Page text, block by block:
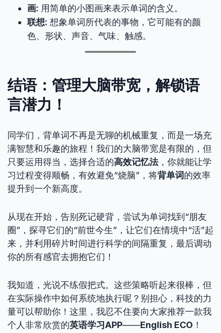
画: 用简单的小图画来表示单词的含义。
联想: 想象单词所代表的事物，它可能有的颜
色、形状、声音、气味、触感。
结语：管理大脑带宽，解锁语
言潜力！
同学们，背单词不再是无聊的机械重复，而是一场充
满智慧和乐趣的旅程！我们的大脑带宽是有限的，但
只要运用得当，选择合适的高效记忆法，你就能让学
习过程变得顺畅，有效避免“烧脑”，将背单词的效率
提升到一个新高度。
从现在开始，告别死记硬背，尝试为单词找到“朋友
圈”，探寻它们的“前世今生”，让它们在情境中“活”起
来，并利用碎片时间进行科学的间隔重复，最后调动
你的所有感官去拥抱它们！
我知道，光说不练假把式。这些策略听起来很棒，但
在实际操作中如何系统地执行呢？别担心，科技的力
量可以帮助你！这里，我忍不住要向大家推荐一款我
个人非常欣赏的英语学习APP——English ECO ！